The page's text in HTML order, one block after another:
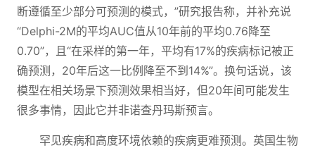
断遵循至少部分可预测的模式，”研究报告称，并补充说
“Delphi-2M的平均AUC值从10年前的平均0.76降至
0.70”，且“在采样的第一年，平均有17%的疾病标记被正
确预测，20年后这一比例降至不到14%”。换句话说，该
模型在相关场景下预测效果相当好，但20年间可能发生
很多事情，因此它并非诺查丹玛斯预言。
罕见疾病和高度环境依赖的疾病更难预测。英国生物